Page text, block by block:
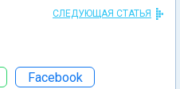
СЛЕДУЮЩАЯ СТАТЬЯ
Facebook